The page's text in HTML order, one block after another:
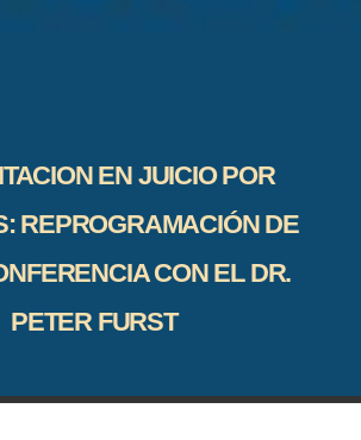
EN JUICIO POR
REPROGRAMACIÓN DE
CON EL DR.
PETER FURST